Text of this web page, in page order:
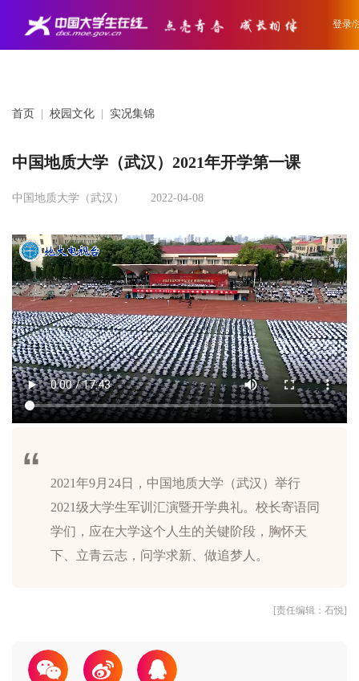
登录/
首页 校园文化 实况集锦
中国地质大学（武汉）2021年开学第一课
中国地质大学（武汉） 2022-04-08
2021年9月24日，中国地质大学（武汉）举行
2021级大学生军训汇演暨开学典礼。校长寄语同
学们，应在大学这个人生的关键阶段，胸怀天
[责任编辑：石悦]